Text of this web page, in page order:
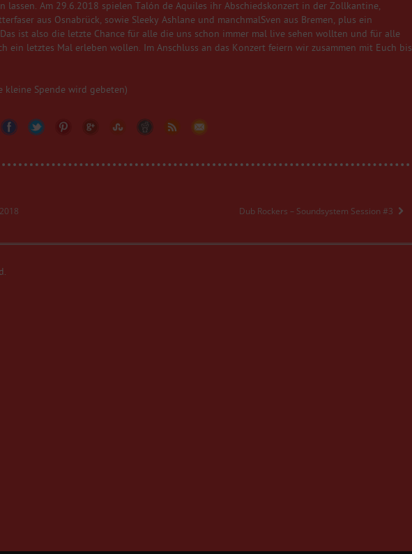
lassen. Am 29.6.2018 spielen Talón de Aquiles ihr Abschiedskonzert in der Zollkantine,
aus Osnabrück, sowie Sleeky Ashlane und manchmalSven aus Bremen, plus ein
ist also die letzte Chance für alle die uns schon immer mal live sehen wollten und für alle
ein letztes Mal erleben wollen. Im Anschluss an das Konzert feiern wir zusammen mit Euch bis
kleine Spende wird gebeten)
Dub Rockers – Soundsystem Session #3